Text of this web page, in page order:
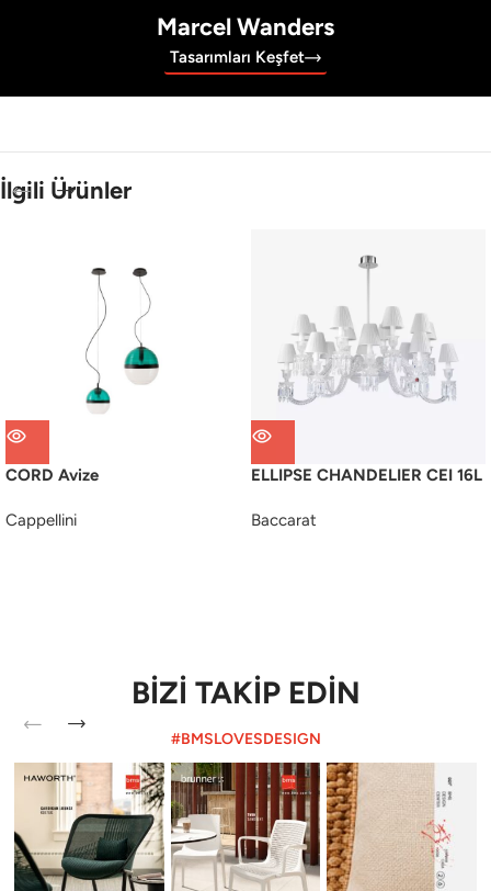
Marcel Wanders
Tasarımları Keşfet
İlgili Ürünler
CORD Avize
Cappellini
ELLIPSE CHANDELIER CEI 16L
Baccarat
BİZİ TAKİP EDİN
#BMSLOVESDESIGN